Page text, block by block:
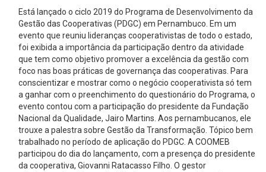
Está lançado o ciclo 2019 do Programa de Desenvolvimento da
Gestão das Cooperativas (PDGC) em Pernambuco. Em um
evento que reuniu lideranças cooperativistas de todo o estado,
foi exibida a importância da participação dentro da atividade
que tem como objetivo promover a excelência da gestão com
foco nas boas práticas de governança das cooperativas. Para
conscientizar e mostrar como o negócio cooperativista só tem
a ganhar com o preenchimento do questionário do Programa, o
evento contou com a participação do presidente da Fundação
Nacional da Qualidade, Jairo Martins. Aos pernambucanos, ele
trouxe a palestra sobre Gestão da Transformação. Tópico bem
trabalhado no período de aplicação do PDGC. A COOMEB
participou do dia do lançamento, com a presença do presidente
da cooperativa, Giovanni Ratacasso Filho. O gestor